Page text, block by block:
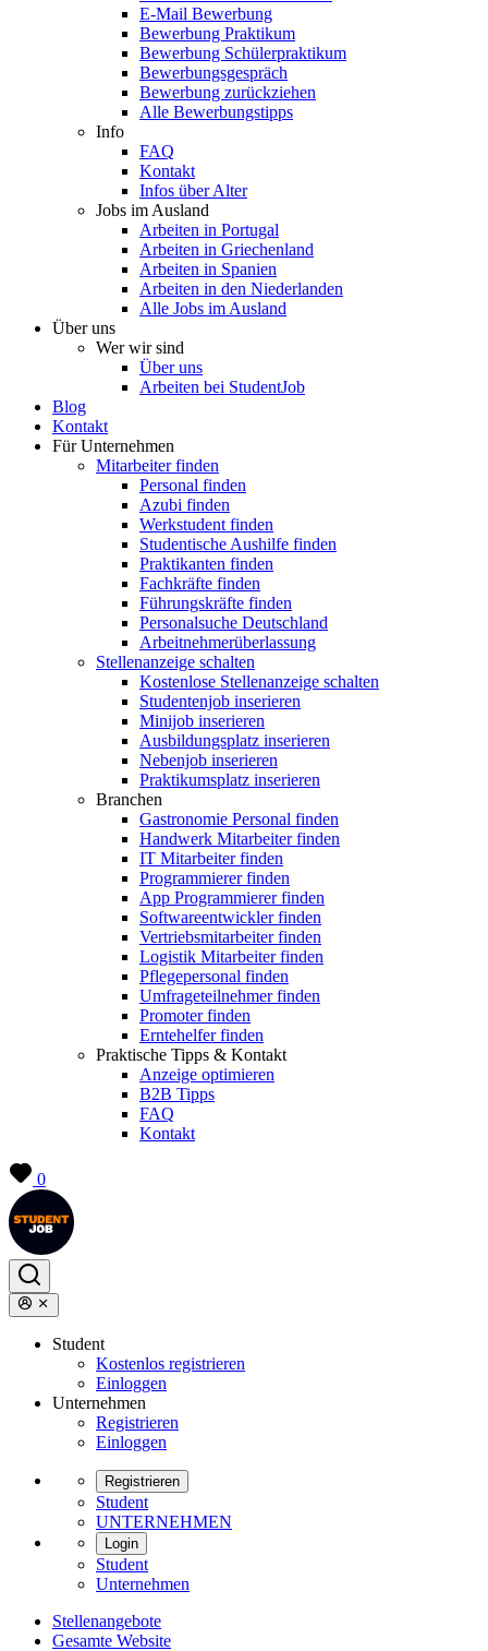
E-Mail Bewerbung
Bewerbung Praktikum
Bewerbung Schülerpraktikum
Bewerbungsgespräch
Bewerbung zurückziehen
Alle Bewerbungstipps
Info
FAQ
Kontakt
Infos über Alter
Jobs im Ausland
Arbeiten in Portugal
Arbeiten in Griechenland
Arbeiten in Spanien
Arbeiten in den Niederlanden
Alle Jobs im Ausland
Über uns
Wer wir sind
Über uns
Arbeiten bei StudentJob
Blog
Kontakt
Für Unternehmen
Mitarbeiter finden
Personal finden
Azubi finden
Werkstudent finden
Studentische Aushilfe finden
Praktikanten finden
Fachkräfte finden
Führungskräfte finden
Personalsuche Deutschland
Arbeitnehmerüberlassung
Stellenanzeige schalten
Kostenlose Stellenanzeige schalten
Studentenjob inserieren
Minijob inserieren
Ausbildungsplatz inserieren
Nebenjob inserieren
Praktikumsplatz inserieren
Branchen
Gastronomie Personal finden
Handwerk Mitarbeiter finden
IT Mitarbeiter finden
Programmierer finden
App Programmierer finden
Softwareentwickler finden
Vertriebsmitarbeiter finden
Logistik Mitarbeiter finden
Pflegepersonal finden
Umfrageteilnehmer finden
Promoter finden
Erntehelfer finden
Praktische Tipps & Kontakt
Anzeige optimieren
B2B Tipps
FAQ
Kontakt
0
Student
Kostenlos registrieren
Einloggen
Unternehmen
Registrieren
Einloggen
Registrieren
Student
UNTERNEHMEN
Login
Student
Unternehmen
Stellenangebote
Gesamte Website